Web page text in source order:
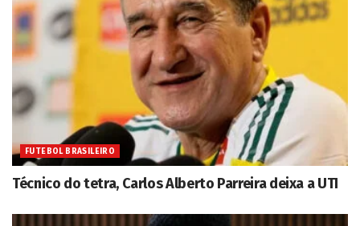
FUTEBOL BRASILEIRO
Técnico do tetra, Carlos Alberto Parreira deixa a UTI